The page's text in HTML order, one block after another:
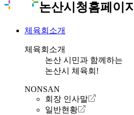
논산시청홈페이지
체육회소개
체육회소개
논산 시민과 함께하는
논산시 체육회!
NONSAN
회장 인사말
일반현황